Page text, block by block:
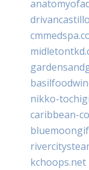
nikko-
caribbean-
kchoops.net